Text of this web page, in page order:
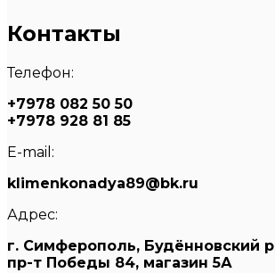
Контакты
Телефон:
+7978 082 50 50
+7978 928 81 85
E-mail:
klimenkonadya89@bk.ru
Адрес:
г. Симферополь, Будённовский
пр-т Победы 84, магазин 5А